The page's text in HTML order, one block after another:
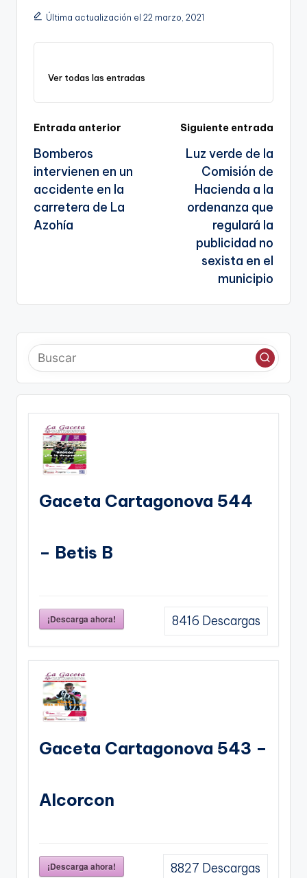
n
k
o
o
m p
p
a
a
te
Última actualización el 22 marzo, 2021
Ver todas las entradas
Navegación
de
entradas
Entrada anterior
Bomberos
intervienen en un
accidente en la
carretera de La
Azohía
Siguiente entrada
Luz verde de la
Comisión de
Hacienda a la
ordenanza que
regulará la
publicidad no
sexista en el
municipio
Gaceta Cartagonova 544
– Betis B
¡Descarga ahora! 8416 Descargas
Gaceta Cartagonova 543 –
Alcorcon
¡Descarga ahora! 8827 Descargas